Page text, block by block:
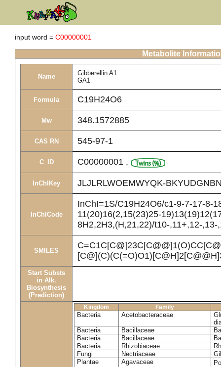
input word = C00000001
Metabolite
Name
Gibberellin A1
GA1
Formula C19H24O6
Mw 348.1572885
CAS RN 545-97-1
C_ID C00000001 ,
InChIKey JLJLRLWOEMWYQK-
InChICode
InChI=1S/C19H24O6/c1-9-7-17-8-
11(20)16(2,15(23)25-
8H2,2H3,(H,21,22)/t10-,11+,12-
SMILES
Start Substs
in Alk.
Biosynthesis
(Prediction)
Kingdom Family
Bacteria Acetobacteraceae
Bacteria
Bacillaceae
Bacteria
Bacillaceae
Bacteria
Rhizobiaceae
Fungi
Nectriaceae
Plantae
Agavaceae